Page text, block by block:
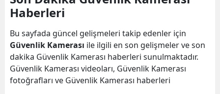
Bingöl
Bitlis
Bolu
Haberleri
Bu sayfada güncel gelişmeleri takip edenler için
Güvenlik Kamerası ile ilgili en son gelişmeler ve son
dakika Güvenlik Kamerası haberleri sunulmaktadır.
Güvenlik Kamerası videoları, Güvenlik Kamerası
fotoğrafları ve Güvenlik Kamerası haberleri